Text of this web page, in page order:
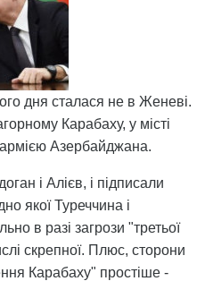
дня сталася не в Женеві.
Карабаху, у місті
Азербайджана.
і Алієв, і підписали
якої Туреччина і
в разі загрози "третьої
скрепної. Плюс, сторони
Карабаху" простіше -